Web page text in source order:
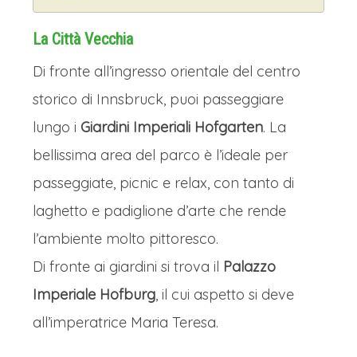
La Città Vecchia
Di fronte all’ingresso orientale del centro
storico di Innsbruck, puoi passeggiare
lungo i Giardini Imperiali Hofgarten. La
bellissima area del parco è l’ideale per
passeggiate, picnic e relax, con tanto di
laghetto e padiglione d’arte che rende
l’ambiente molto pittoresco.
Di fronte ai giardini si trova il Palazzo
Imperiale Hofburg, il cui aspetto si deve
all’imperatrice Maria Teresa.